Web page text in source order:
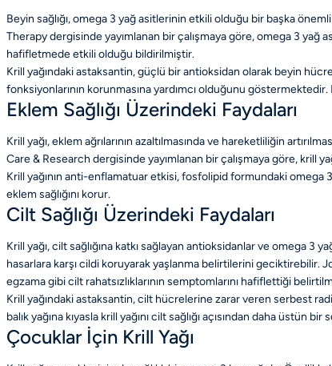
Beyin sağlığı, omega 3 yağ asitlerinin etkili olduğu bir başka
Therapy dergisinde yayımlanan bir çalışmaya göre, omega 3 yağ
hafifletmede etkili olduğu bildirilmiştir.
Krill yağındaki astaksantin, güçlü bir antioksidan olarak beyin
fonksiyonlarının korunmasına yardımcı olduğunu göstermektedir.
Eklem Sağlığı Üzerindeki Faydaları
Krill yağı, eklem ağrılarının azaltılmasında ve hareketliliğin
Care & Research dergisinde yayımlanan bir çalışmaya göre, krill
Krill yağının anti-enflamatuar etkisi, fosfolipid formundaki omega
eklem sağlığını korur.
Cilt Sağlığı Üzerindeki Faydaları
Krill yağı, cilt sağlığına katkı sağlayan antioksidanlar ve omega 3
hasarlara karşı cildi koruyarak yaşlanma belirtilerini geciktirebilir.
egzama gibi cilt rahatsızlıklarının semptomlarını hafiflettiği
Krill yağındaki astaksantin, cilt hücrelerine zarar veren serbest
balık yağına kıyasla krill yağını cilt sağlığı açısından daha üstün
Çocuklar İçin Krill Yağı